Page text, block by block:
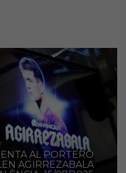
AL PORTERO
AGIRREZABALA